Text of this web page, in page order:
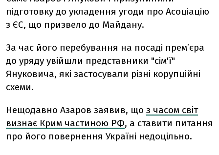
підготовку до укладення угоди про Асоціацію
з ЄС, що призвело до Майдану.
За час його перебування на посаді прем’єра
до уряду увійшли представники "сім'ї"
Януковича, які застосували різні корупційні
схеми.
Нещодавно Азаров заявив, що з часом світ
визнає Крим частиною РФ, а ставити питання
про його повернення Україні недоцільно.